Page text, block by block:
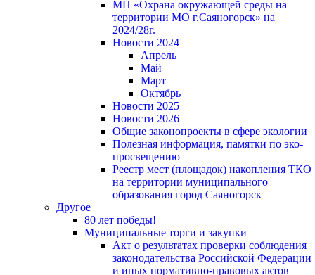
МП «Охрана окружающей среды на
территории МО г.Саяногорск» на
2024/28г.
Новости 2024
Апрель
Май
Март
Октябрь
Новости 2025
Новости 2026
Общие законопроекты в сфере экологии
Полезная информация, памятки по эко-
просвещению
Реестр мест (площадок) накопления ТКО
на территории муниципального
образования город Саяногорск
Другое
80 лет победы!
Муниципальные торги и закупки
Акт о результатах проверки соблюдения
законодательства Российской Федерации
и иных нормативно-правовых актов